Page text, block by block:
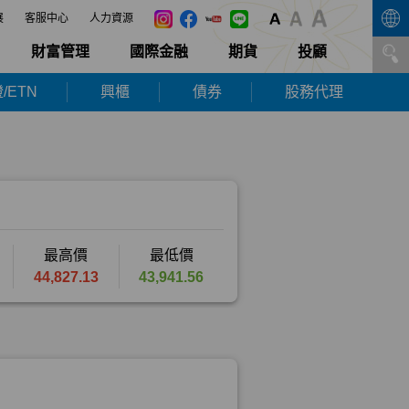
客服中心 人力資源
財富管理 國際金融 期貨 投顧
ETN 興櫃 債券 股務代理